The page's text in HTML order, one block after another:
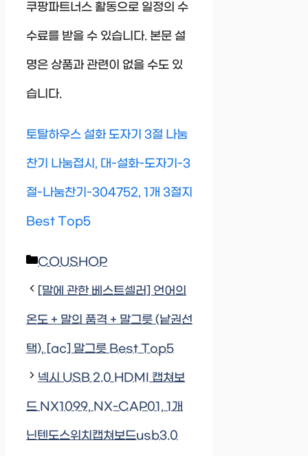
쿠팡파트너스 활동으로 일정의 수
수료를 받을 수 있습니다. 본문 설
명은 상품과 관련이 없을 수도 있
습니다.
토탈하우스 설화 도자기 3절 나눔
찬기 나눔접시, 대-설화-도자기-3
절-나눔찬기-304752, 1개 3절지
Best Top5
Categories
COUSHOP
[말에 관한 베스트셀러] 언어의
온도 + 말의 품격 + 말그릇 (낱권선
택), [ac] 말그릇 Best Top5
넥시 USB 2.0 HDMI 캡쳐보
드 NX1099, NX-CAP01, 1개
닌텐도스위치캡쳐보드usb3.0